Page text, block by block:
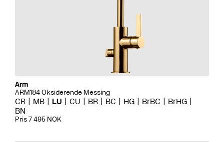
Arm
ARM184 Oksiderende Messing
CR MB LU CU BR BC HG BrBC
BrHG
BN
Pris 7 495 NOK